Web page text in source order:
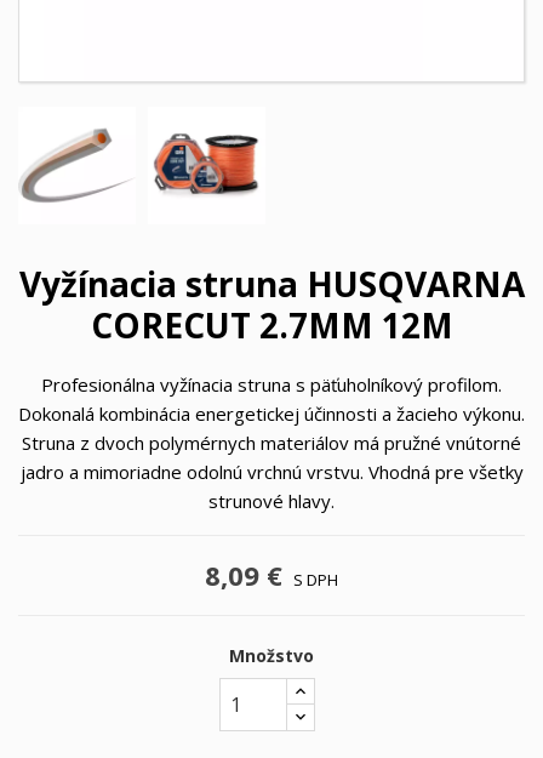
Vyžínacia struna HUSQVARNA
CORECUT 2.7MM 12M
Profesionálna vyžínacia struna s päťuholníkový profilom.
Dokonalá kombinácia energetickej účinnosti a žacieho výkonu.
Struna z dvoch polymérnych materiálov má pružné vnútorné
jadro a mimoriadne odolnú vrchnú vrstvu. Vhodná pre všetky
strunové hlavy.
8,09 € S DPH
Množstvo